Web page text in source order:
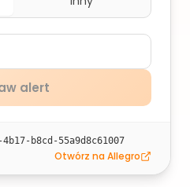
alert
b8cd-55a9d8c61007
Otwórz na Allegro